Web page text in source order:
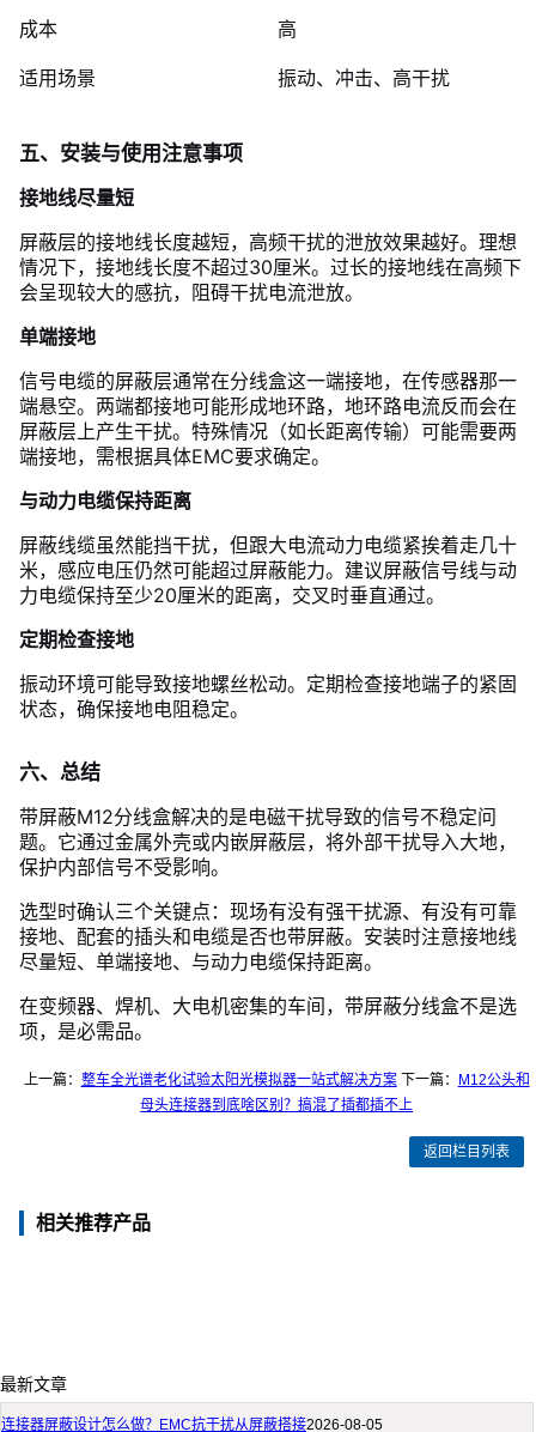
成本 高
适用场景 振动、冲击、高干扰
五、安装与使用注意事项
接地线尽量短
屏蔽层的接地线长度越短，高频干扰的泄放效果越好。理想
情况下，接地线长度不超过30厘米。过长的接地线在高频下
会呈现较大的感抗，阻碍干扰电流泄放。
单端接地
信号电缆的屏蔽层通常在分线盒这一端接地，在传感器那一
端悬空。两端都接地可能形成地环路，地环路电流反而会在
屏蔽层上产生干扰。特殊情况（如长距离传输）可能需要两
端接地，需根据具体EMC要求确定。
与动力电缆保持距离
屏蔽线缆虽然能挡干扰，但跟大电流动力电缆紧挨着走几十
米，感应电压仍然可能超过屏蔽能力。建议屏蔽信号线与动
力电缆保持至少20厘米的距离，交叉时垂直通过。
定期检查接地
振动环境可能导致接地螺丝松动。定期检查接地端子的紧固
状态，确保接地电阻稳定。
六、总结
带屏蔽M12分线盒解决的是电磁干扰导致的信号不稳定问
题。它通过金属外壳或内嵌屏蔽层，将外部干扰导入大地，
保护内部信号不受影响。
选型时确认三个关键点：现场有没有强干扰源、有没有可靠
接地、配套的插头和电缆是否也带屏蔽。安装时注意接地线
尽量短、单端接地、与动力电缆保持距离。
在变频器、焊机、大电机密集的车间，带屏蔽分线盒不是选
项，是必需品。
上一篇： 整车全光谱老化试验太阳光模拟器一站式解决方案下一篇：
M12公头和
母头连接器到底啥区别？搞混了插都插不上
返回栏目列表
相关推荐产品
最新文章
连接器屏蔽设计怎么做？EMC抗干扰从屏蔽搭接2026-08-05